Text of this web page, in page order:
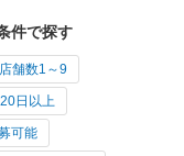
件で探す
店舗数1～9
日以上
可能